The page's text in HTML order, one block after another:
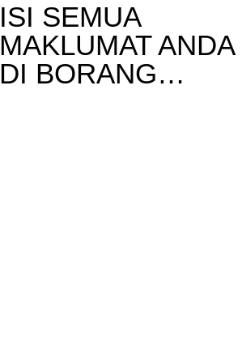
ISI SEMUA
MAKLUMAT ANDA
DI BORANG…